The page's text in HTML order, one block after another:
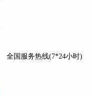
全国服务热线(7*24小时)